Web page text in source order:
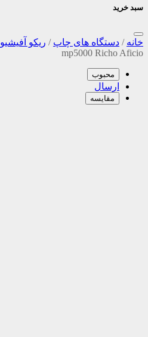
سبد خرید
خانه / دستگاه های چاپ / ریکو آفیشیو
mp5000 Richo Aficio
محبوب
ارسال
مقایسه